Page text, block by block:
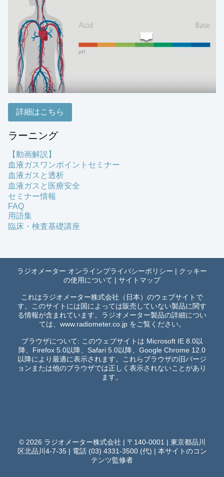
詳細はこちら
ラーニング
【動画解説】
血液ガスワンポイントセミナー
血液ガスと透析
血液ガスと医療安全
セミナー情報
FAQ
用語集
臨床・検査基礎講座
ラジオメーター オンラインプライバシーポリシー | クッキー
の使用について | サイトマップ
これはラジオメーター株式会社（日本）のウェブサイトで
す。このサイトには国によっては販売していない製品に関す
る情報が含まれています。ラジオメーター製品の詳細につい
ては、 www.radiometer.co.jpをご覧ください。
ブラウザについて: このウェブサイトは Microsoft IE 8.0以
降、Firefox 5.0以降、Safari 5.0以降、Google Chrome 12.0
以降により最適に表示されます。これらブラウザの旧バージ
ョンまたは他のブラウザでは正しく表示されないことがあり
ます。
© 2026 ラジオメーター株式会社 | 〒140-0001 | 東京都品川
区北品川4-7-35 | 電話 (03) 4331-3500 (代) | 本サイトのコン
テンツ監修者